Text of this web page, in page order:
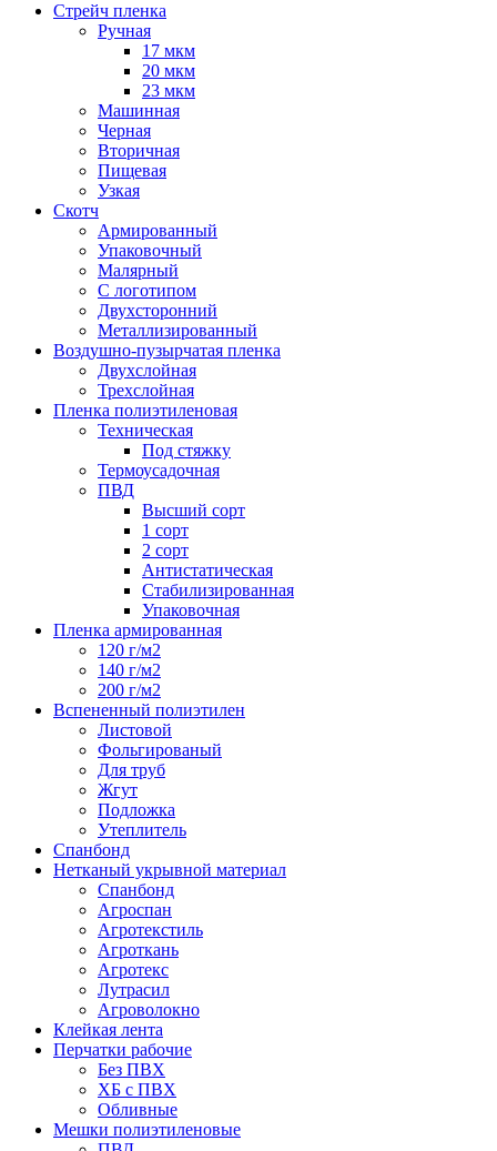
Стрейч пленка
Ручная
17 мкм
20 мкм
23 мкм
Машинная
Черная
Вторичная
Пищевая
Узкая
Скотч
Армированный
Упаковочный
Малярный
С логотипом
Двухсторонний
Металлизированный
Воздушно-пузырчатая пленка
Двухслойная
Трехслойная
Пленка полиэтиленовая
Техническая
Под стяжку
Термоусадочная
ПВД
Высший сорт
1 сорт
2 сорт
Антистатическая
Стабилизированная
Упаковочная
Пленка армированная
120 г/м2
140 г/м2
200 г/м2
Вспененный полиэтилен
Листовой
Фольгированый
Для труб
Жгут
Подложка
Утеплитель
Спанбонд
Нетканый укрывной материал
Спанбонд
Агроспан
Агротекстиль
Агроткань
Агротекс
Лутрасил
Агроволокно
Клейкая лента
Перчатки рабочие
Без ПВХ
ХБ с ПВХ
Обливные
Мешки полиэтиленовые